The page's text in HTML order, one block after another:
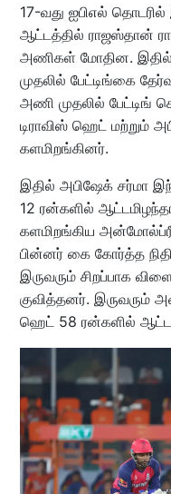
17-வது ஐபிஎல்
ஆட்டத்தில் ராஜஸ்தான்
அணிகள் மோதின.
முதலில் பேட்டிங்கை
அணி முதலில் பேட்டிங்
டிராவிஸ் ஹெட் மற்றும்
களமிறங்கினர்.
இதில் அபிஷேக் சர்மா
12 ரன்களில்
களமிறங்கிய
பின்னர் கை கோர்த்த
இருவரும் சிறப்பாக
குவித்தனர். இருவரும்
ஹெட் 58 ரன்களில்